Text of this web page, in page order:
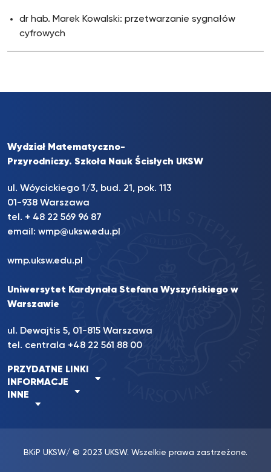
dr hab. Marek Kowalski: przetwarzanie sygnałów
cyfrowych
Wydział Matematyczno-
Przyrodniczy. Szkoła Nauk Ścisłych UKSW
ul. Wóycickiego 1/3, bud. 21, pok. 113
01-938 Warszawa
tel. + 48 22 569 96 87
email: wmp@uksw.edu.pl
wmp.uksw.edu.pl
Uniwersytet Kardynała Stefana Wyszyńskiego w
Warszawie
ul. Dewajtis 5, 01-815 Warszawa
tel. centrala +48 22 561 88 00
PRZYDATNE LINKI
INFORMACJE
INNE
BKiP UKSW/ © 2023 UKSW. Wszelkie prawa zastrzeżone.